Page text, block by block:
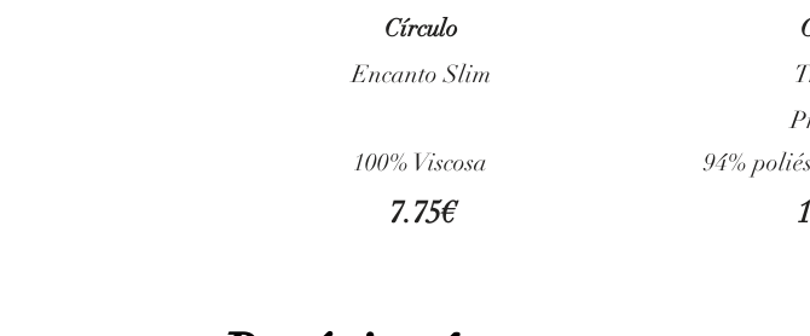
Círculo
Encanto Slim
100% Viscosa
7.75€
94%